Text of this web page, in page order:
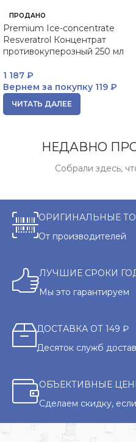
ПРОДАНО
Premium Ice-concentrate
Resveratrol Концентрат
противокуперозный 250 мл
1 187 ₽
Вернем за покупку 119 ₽
ЧИТАТЬ ДАЛЕЕ
НЕДАВНО
Собрали здесь,
ОРИГИНАЛЬНЫЕ
От производителей
ЛУЧШИЕ СРОКИ
Мы это гарантируем
ДОСТАВКА ОТ 149 ₽
Десяток служб
ОБЪЕКТИВНЫЕ
Сделаем скидку,